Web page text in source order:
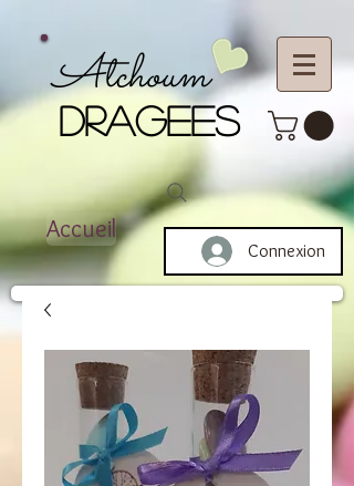
DRAGEES
Atchoum
Accueil
Connexion